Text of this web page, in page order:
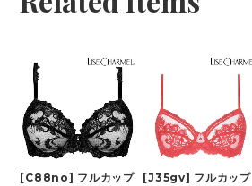
[C88no] フルカップ
[J35gv] フルカップ